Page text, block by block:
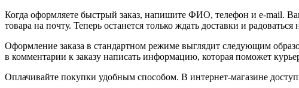
Когда оформляете быстрый заказ, напишите ФИО, телефон и e-mail.
товара на почту. Теперь останется только ждать доставки и
Оформление заказа в стандартном режиме выглядит следующим
в комментарии к заказу написать информацию, которая поможет
Оплачивайте покупки удобным способом. В интернет-магазине